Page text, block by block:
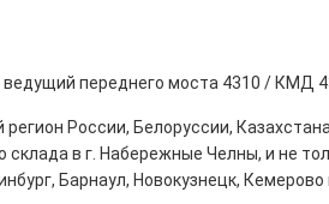
переднего моста 4310 / КМД
России, Белоруссии,
в г. Набережные Челны, и не
Барнаул, Новокузнецк,